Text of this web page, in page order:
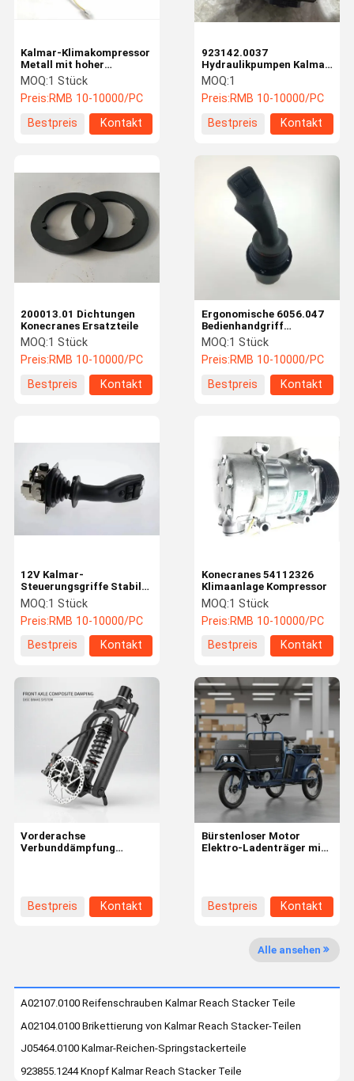
Produkte Videos Über Uns
Werksbesich
Tigung
Qualitätskon
Kontakt Mit
Uns
Neuigkeiten
An
Elektrisches Fracht-Dreirad
923142.0037
Hydraulikpumpen Kalmar
Reach Stacker Teile
MOQ:1
Preis:RMB 10-10000/PC
Bestpreis
Kontakt
Kalmar-Klimakompressor
Metall mit hoher
Haltbarkeit
MOQ:1 Stück
Preis:RMB 10-10000/PC
Bestpreis
Kontakt
Ergonomische 6056.047
Bedienhandgriff
Konnekranen Ersatzteile
SMV 4531TB5 162F0614
MOQ:1 Stück
Preis:RMB 10-10000/PC
Bestpreis
Kontakt
200013.01 Dichtungen
Konecranes Ersatzteile
MOQ:1 Stück
Preis:RMB 10-10000/PC
Bestpreis
Kontakt
Konecranes 54112326
Klimaanlage Kompressor
MOQ:1 Stück
Preis:RMB 10-10000/PC
Bestpreis
Kontakt
12V Kalmar-
Steuerungsgriffe Stabile
Kalmar-Servo-Steuerung
Robuste Energieeffizienz
MOQ:1 Stück
Preis:RMB 10-10000/PC
Bestpreis
Kontakt
Bürstenloser Motor
Elektro-Ladenträger mit
Lieferdienstleistungen
Bestpreis Kontakt
Vorderachse
Verbunddämpfung
Sicherheit und
reibungslosen Betrieb
Bestpreis Kontakt
Alle ansehen
A02107.0100 Reifenschrauben Kalmar Reach Stacker Teile
A02104.0100 Brikettierung von Kalmar Reach Stacker-Teilen
J05464.0100 Kalmar-Reichen-Springstackerteile
923855.1244 Knopf Kalmar Reach Stacker Teile